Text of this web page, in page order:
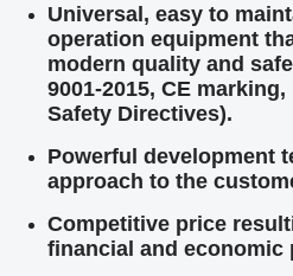
Universal, easy to
operation equipment
modern quality and
9001-2015, CE
Safety Directives).
Powerful development
approach to the
Competitive price
financial and economic